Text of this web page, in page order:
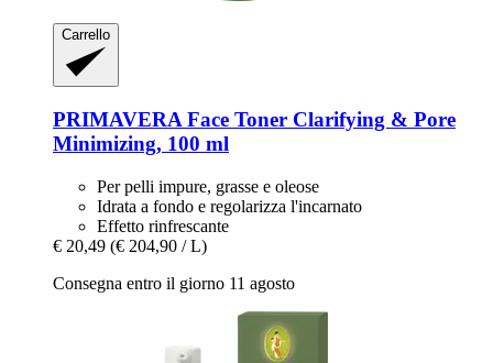
Carrello
PRIMAVERA Face Toner Clarifying & Pore
Minimizing, 100 ml
Per pelli impure, grasse e oleose
Idrata a fondo e regolarizza l'incarnato
Effetto rinfrescante
€ 20,49 (€ 204,90 / L)
Consegna entro il giorno 11 agosto